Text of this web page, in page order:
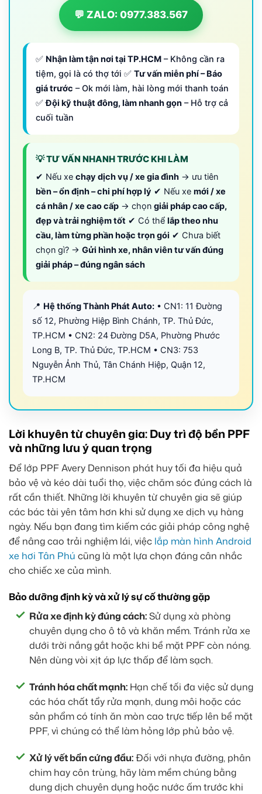
💬 ZALO: 0977.383.567
✅ Nhận làm tận nơi tại TP.HCM – Không cần ra
tiệm, gọi là có thợ tới ✅ Tư vấn miễn phí – Báo
giá trước – Ok mới làm, hài lòng mới thanh toán
✅Đội kỹ thuật đông, làm nhanh gọn – Hỗ trợ cả
cuối tuần
💡 TƯ VẤN NHANH TRƯỚC KHI LÀM
✔ Nếu xe chạy dịch vụ / xe gia đình → ưu tiên
bền – ổn định – chi phí hợp lý ✔ Nếu xe mới / xe
cá nhân / xe cao cấp → chọn giải pháp cao cấp,
đẹp và trải nghiệm tốt ✔ Có thể lắp theo nhu
cầu, làm từng phần hoặc trọn gói ✔ Chưa biết
chọn gì? → Gửi hình xe, nhân viên tư vấn đúng
giải pháp – đúng ngân sách
📍 Hệ thống Thành Phát Auto: • CN1: 11 Đường
số 12, Phường Hiệp Bình Chánh, TP. Thủ Đức,
TP.HCM • CN2: 24 Đường D5A, Phường Phước
Long B, TP. Thủ Đức, TP.HCM • CN3: 753
Nguyễn Ảnh Thủ, Tân Chánh Hiệp, Quận 12,
TP.HCM
Lời khuyên từ chuyên gia: Duy trì độ bền PPF
và những lưu ý quan trọng
Để lớp PPF Avery Dennison phát huy tối đa hiệu quả
bảo vệ và kéo dài tuổi thọ, việc chăm sóc đúng cách là
rất cần thiết. Những lời khuyên từ chuyên gia sẽ giúp
các bác tài yên tâm hơn khi sử dụng xe dịch vụ hàng
ngày. Nếu bạn đang tìm kiếm các giải pháp công nghệ
để nâng cao trải nghiệm lái, việc lắp màn hình Android
xe hơi Tân Phú cũng là một lựa chọn đáng cân nhắc
cho chiếc xe của mình.
Bảo dưỡng định kỳ và xử lý sự cố thường gặp
Rửa xe định kỳ đúng cách:Sử dụng xà phòng
chuyên dụng cho ô tô và khăn mềm. Tránh rửa xe
dưới trời nắng gắt hoặc khi bề mặt PPF còn nóng.
Nên dùng vòi xịt áp lực thấp để làm sạch.
Tránh hóa chất mạnh: Hạn chế tối đa việc sử dụng
các hóa chất tẩy rửa mạnh, dung môi hoặc các
sản phẩm có tính ăn mòn cao trực tiếp lên bề mặt
PPF, vì chúng có thể làm hỏng lớp phủ bảo vệ.
Xử lý vết bẩn cứng đầu:Đối với nhựa đường, phân
chim hay côn trùng, hãy làm mềm chúng bằng
dung dịch chuyên dụng hoặc nước ấm trước khi